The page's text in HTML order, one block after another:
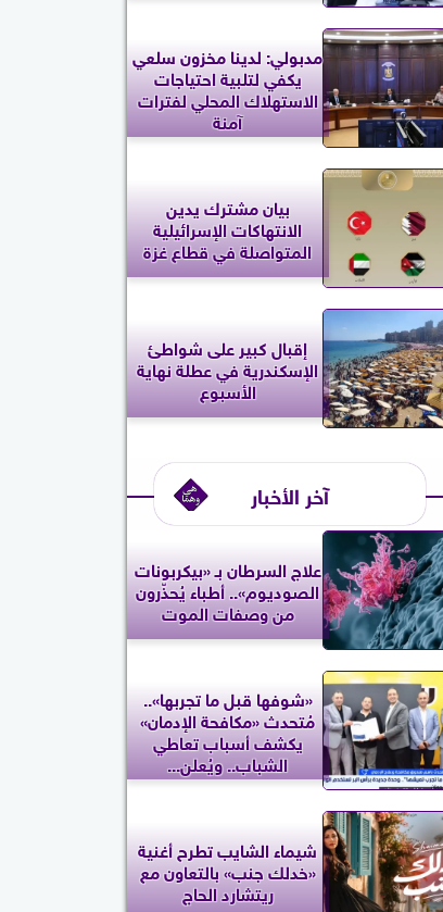
مدبولي: لدينا مخزون سلعي
يكفي لتلبية احتياجات
الاستهلاك المحلي لفترات
آمنة
بيان مشترك يدين
الانتهاكات الإسرائيلية
المتواصلة في قطاع غزة
إقبال كبير على شواطئ
الإسكندرية في عطلة نهاية
الأسبوع
آخر الأخبار
علاج السرطان بـ «بيكربونات
الصوديوم».. أطباء يُحذّرون
من وصفات الموت
«شوفها قبل ما تجربها»..
مُتحدث «مكافحة الإدمان»
يكشف أسباب تعاطي
الشباب.. ويُعلن...
شيماء الشايب تطرح أغنية
«خدلك جنب» بالتعاون مع
ريتشارد الحاج